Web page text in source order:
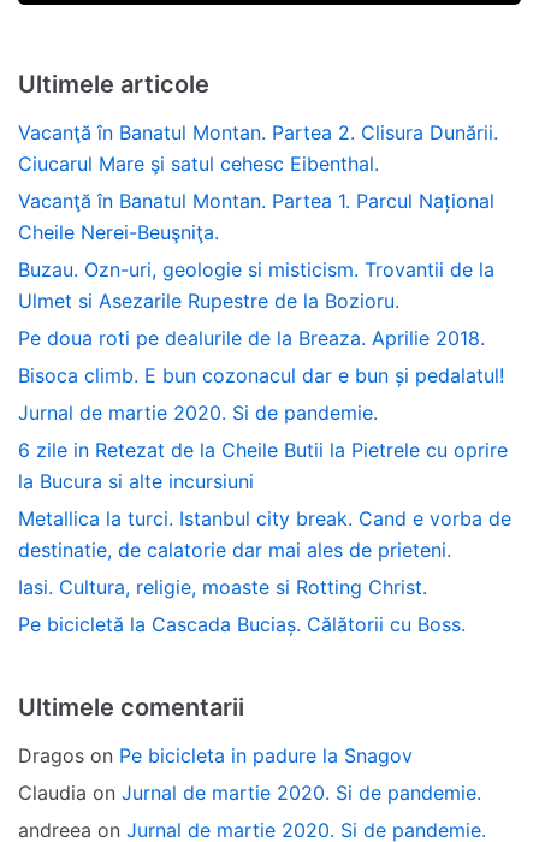
Ultimele articole
Vacanţă în Banatul Montan. Partea 2. Clisura Dunării.
Ciucarul Mare şi satul cehesc Eibenthal.
Vacanţă în Banatul Montan. Partea 1. Parcul Național
Cheile Nerei-Beuşniţa.
Buzau. Ozn-uri, geologie si misticism. Trovantii de la
Ulmet si Asezarile Rupestre de la Bozioru.
Pe doua roti pe dealurile de la Breaza. Aprilie 2018.
Bisoca climb. E bun cozonacul dar e bun și pedalatul!
Jurnal de martie 2020. Si de pandemie.
6 zile in Retezat de la Cheile Butii la Pietrele cu oprire
la Bucura si alte incursiuni
Metallica la turci. Istanbul city break. Cand e vorba de
destinatie, de calatorie dar mai ales de prieteni.
Iasi. Cultura, religie, moaste si Rotting Christ.
Pe bicicletă la Cascada Buciaș. Călătorii cu Boss.
Ultimele comentarii
Dragos on Pe bicicleta in padure la Snagov
Claudia on Jurnal de martie 2020. Si de pandemie.
andreea on Jurnal de martie 2020. Si de pandemie.